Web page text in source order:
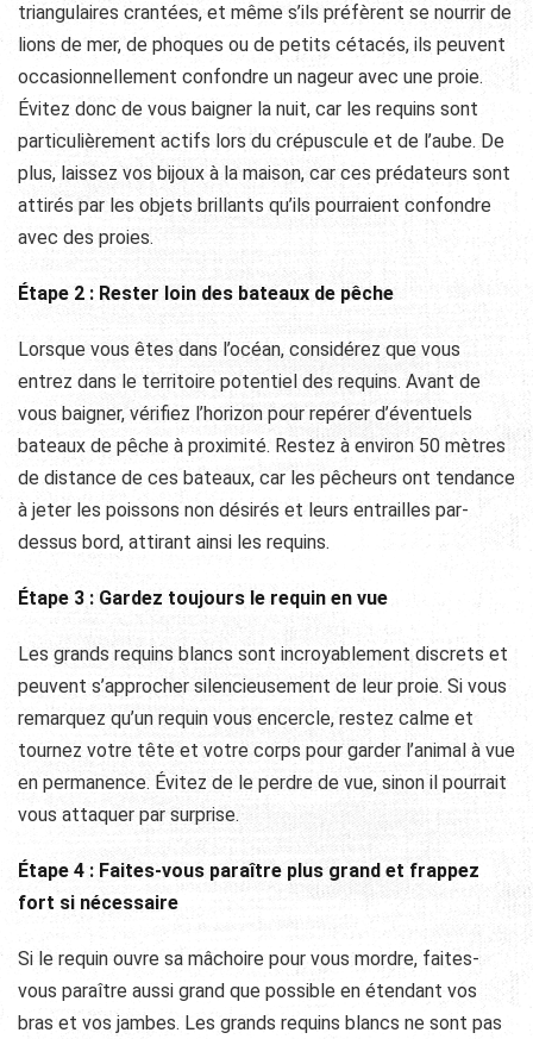
triangulaires crantées, et même s’ils préfèrent se nourrir de
lions de mer, de phoques ou de petits cétacés, ils peuvent
occasionnellement confondre un nageur avec une proie.
Évitez donc de vous baigner la nuit, car les requins sont
particulièrement actifs lors du crépuscule et de l’aube. De
plus, laissez vos bijoux à la maison, car ces prédateurs sont
attirés par les objets brillants qu’ils pourraient confondre
avec des proies.
Étape 2 : Rester loin des bateaux de pêche
Lorsque vous êtes dans l’océan, considérez que vous
entrez dans le territoire potentiel des requins. Avant de
vous baigner, vérifiez l’horizon pour repérer d’éventuels
bateaux de pêche à proximité. Restez à environ 50 mètres
de distance de ces bateaux, car les pêcheurs ont tendance
à jeter les poissons non désirés et leurs entrailles par-
dessus bord, attirant ainsi les requins.
Étape 3 : Gardez toujours le requin en vue
Les grands requins blancs sont incroyablement discrets et
peuvent s’approcher silencieusement de leur proie. Si vous
remarquez qu’un requin vous encercle, restez calme et
tournez votre tête et votre corps pour garder l’animal à vue
en permanence. Évitez de le perdre de vue, sinon il pourrait
vous attaquer par surprise.
Étape 4 : Faites-vous paraître plus grand et frappez
fort si nécessaire
Si le requin ouvre sa mâchoire pour vous mordre, faites-
vous paraître aussi grand que possible en étendant vos
bras et vos jambes. Les grands requins blancs ne sont pas